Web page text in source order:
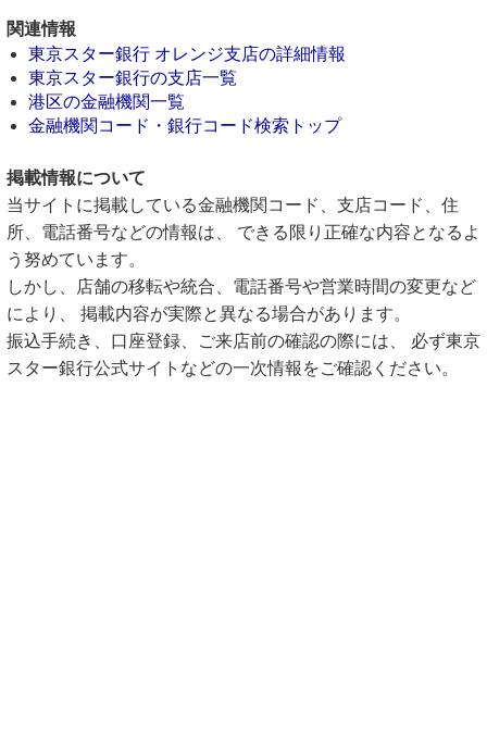
関連情報
東京スター銀行 オレンジ支店の詳細情報
東京スター銀行の支店一覧
港区の金融機関一覧
金融機関コード・銀行コード検索トップ
掲載情報について
当サイトに掲載している金融機関コード、支店コード、住
所、電話番号などの情報は、 できる限り正確な内容となるよ
う努めています。
しかし、店舗の移転や統合、電話番号や営業時間の変更など
により、 掲載内容が実際と異なる場合があります。
振込手続き、口座登録、ご来店前の確認の際には、 必ず東京
スター銀行公式サイトなどの一次情報をご確認ください。